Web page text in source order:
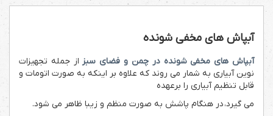
آبپاش های مخفی شونده
آبپاش های مخفی شونده در چمن و فضای سبزاز جمله تجهیزات
نوین آبیاری به شمار می روند که علاوه بر اینکه به صورت اتومات و
قابل تنظیم آبیاری را برعهده
می گیرد،در هنگام پاشش به صورت منظم و زیبا ظاهر می شود.